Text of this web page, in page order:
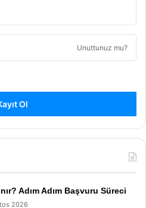
Unuttunuz mu?
Ol
Adım Adım Başvuru Süreci
2026